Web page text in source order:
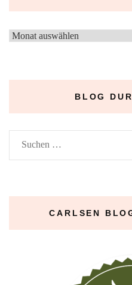
–
BLOG
Suchen
nach:
CARLSEN